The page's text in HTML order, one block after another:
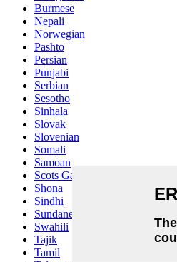
Burmese
Nepali
Norwegian
Pashto
Persian
Punjabi
Serbian
Sesotho
Sinhala
Slovak
Slovenian
Somali
Samoan
Scots Gaelic
Shona
Sindhi
Sundanese
Swahili
Tajik
Tamil